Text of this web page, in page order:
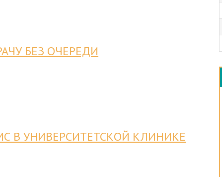
БЕЗ ОЧЕРЕДИ
В УНИВЕРСИТЕТСКОЙ КЛИНИКЕ